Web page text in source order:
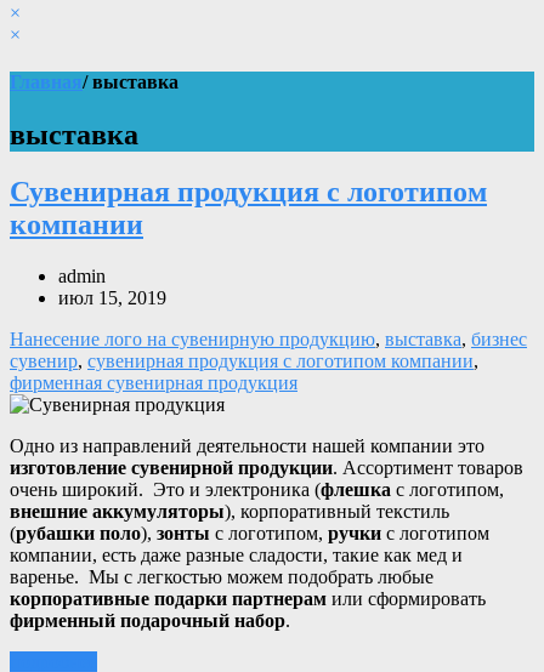
×
×
Главная/ выставка
выставка
Сувенирная продукция с логотипом
компании
admin
июл 15, 2019
Нанесение лого на сувенирную продукцию, выставка, бизнес
сувенир, сувенирная продукция с логотипом компании,
фирменная сувенирная продукция
Одно из направлений деятельности нашей компании это
изготовление сувенирной продукции. Ассортимент товаров
очень широкий. Это и электроника (флешка с логотипом,
внешние аккумуляторы), корпоративный текстиль
(рубашки поло), зонты с логотипом, ручки с логотипом
компании, есть даже разные сладости, такие как мед и
варенье. Мы с легкостью можем подобрать любые
корпоративные подарки партнерам или сформировать
фирменный подарочный набор.